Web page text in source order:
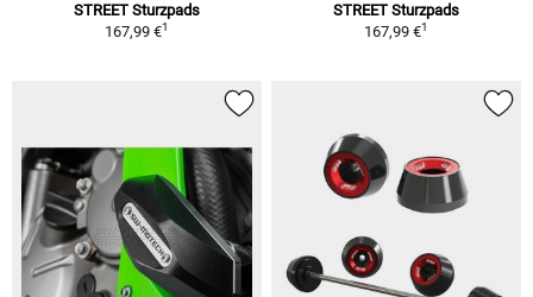
STREET Sturzpads
167,99 €1
STREET Sturzpads
167,99 €1